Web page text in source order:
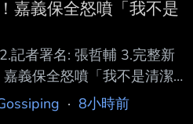
嘉義保全怒噴「我不是
記者署名: 張哲輔 3.完整新
義保全怒噴「我不是清潔
4.完整新聞內文: 一名陳
· 8小時前